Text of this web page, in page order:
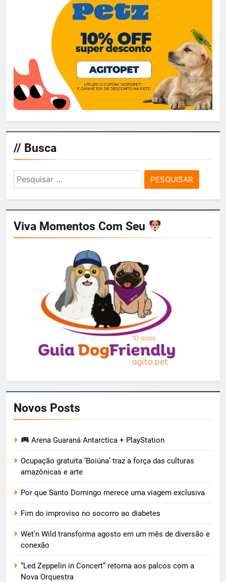
// Busca
Pesquisar
por:
Viva Momentos Com Seu
Novos Posts
Arena Guaraná Antarctica + PlayStation
Ocupação gratuita ‘Boiúna’ traz a força das culturas
amazônicas e arte
Por que Santo Domingo merece uma viagem exclusiva
Fim do improviso no socorro ao diabetes
Wet’n Wild transforma agosto em um mês de diversão e
conexão
“Led Zeppelin in Concert” retorna aos palcos com a
Nova Orquestra